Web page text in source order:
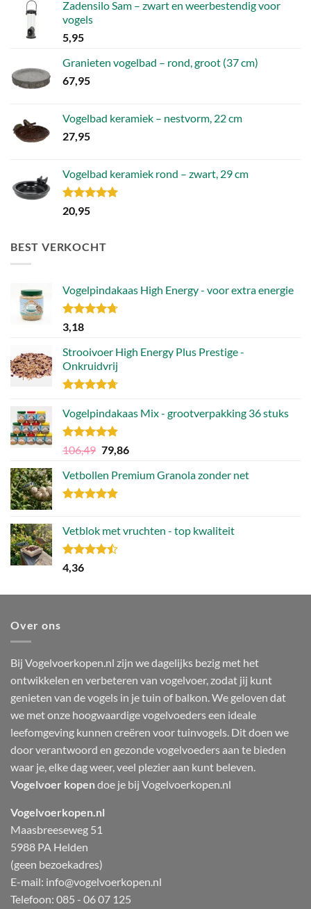
Zadensilo Sam – zwart en weerbestendig voor
vogels
5,95
Granieten vogelbad – rond, groot (37 cm)
67,95
Vogelbad keramiek – nestvorm, 22 cm
27,95
Vogelbad keramiek rond – zwart, 29 cm
Gewaardeerd
5.00
20,95
BEST VERKOCHT
Vogelpindakaas High Energy - voor extra energie
Gewaardeerd
4.70
3,18
Strooivoer High Energy Plus Prestige -
Onkruidvrij
4.71uit 5
Vogelpindakaas Mix - grootverpakking 36 stuks
Gewaardeerd
uit 5
106,49 Oorspronkelijke
was:
106,49.
79,86Huidige
is:
Vetbollen Premium Granola zonder net
Vetblok met vruchten - top kwaliteit
Gewaardeerd
4.44
4,36
Over ons
Bij Vogelvoerkopen.nl zijn we dagelijks bezig met het
ontwikkelen en verbeteren van vogelvoer, zodat jij kunt
genieten van de vogels in je tuin of balkon. We geloven dat
we met onze hoogwaardige vogelvoeders een ideale
leefomgeving kunnen creëren voor tuinvogels. Dit doen we
door verantwoord en gezonde vogelvoeders aan te bieden
waar je, elke dag weer, veel plezier aan kunt beleven.
Vogelvoer kopendoe je bij Vogelvoerkopen.nl
Vogelvoerkopen.nl
Maasbreeseweg 51
5988 PA Helden
(geen bezoekadres)
E-mail: info@vogelvoerkopen.nl
Telefoon: 085 - 06 07 125